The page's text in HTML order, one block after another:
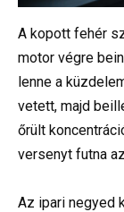
A kopott fehér
motor végre
lenne a
vetett, majd
őrült
versenyt futna
Az ipari negyed